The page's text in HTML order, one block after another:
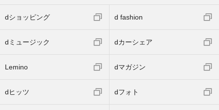
dショッピング d fashion
dミュージック dカーシェア
Lemino dマガジン
dヒッツ dフォト